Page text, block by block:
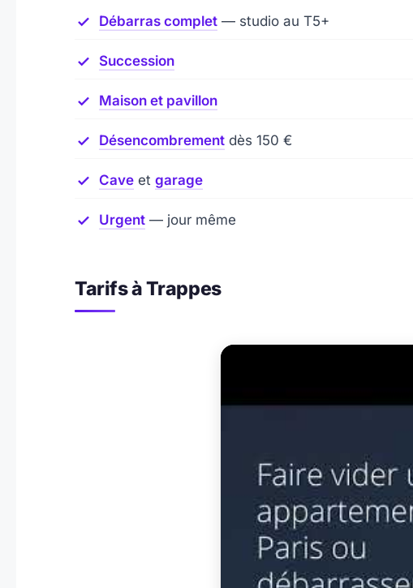
Débarras complet — studio au T5+
Succession
Maison et pavillon
Désencombrement dès 150 €
Cave et garage
Urgent — jour même
Tarifs à Trappes